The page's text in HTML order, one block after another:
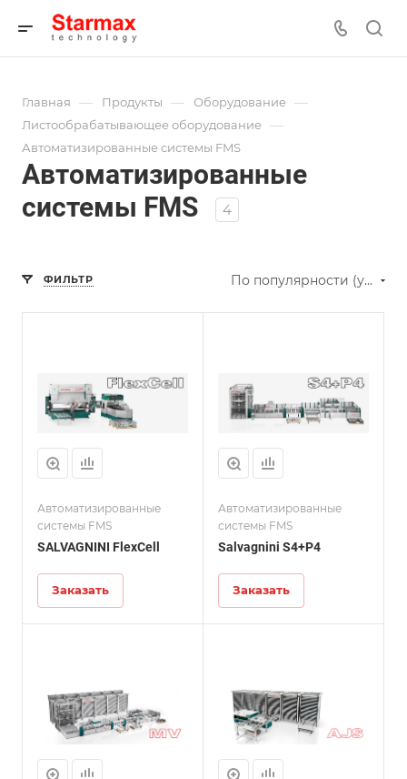
Главная — Продукты — Оборудование —
Листообрабатывающее оборудование —
Автоматизированные системы FMS
Автоматизированные
системы FMS
4
ФИЛЬТР По популярности (убывание)
Автоматизированные
системы FMS
SALVAGNINI FlexCell
Заказать
Автоматизированные
системы FMS
Salvagnini S4+P4
Заказать